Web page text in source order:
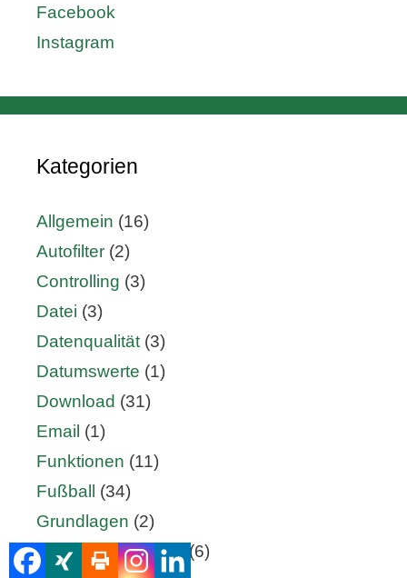
Facebook
Instagram
Kategorien
Allgemein (16)
Autofilter (2)
Controlling (3)
Datei (3)
Datenqualität (3)
Datumswerte (1)
Download (31)
Email (1)
Funktionen (11)
Fußball
(34)
Grundlagen (2)
Hilfe & Anleitungen
(6)